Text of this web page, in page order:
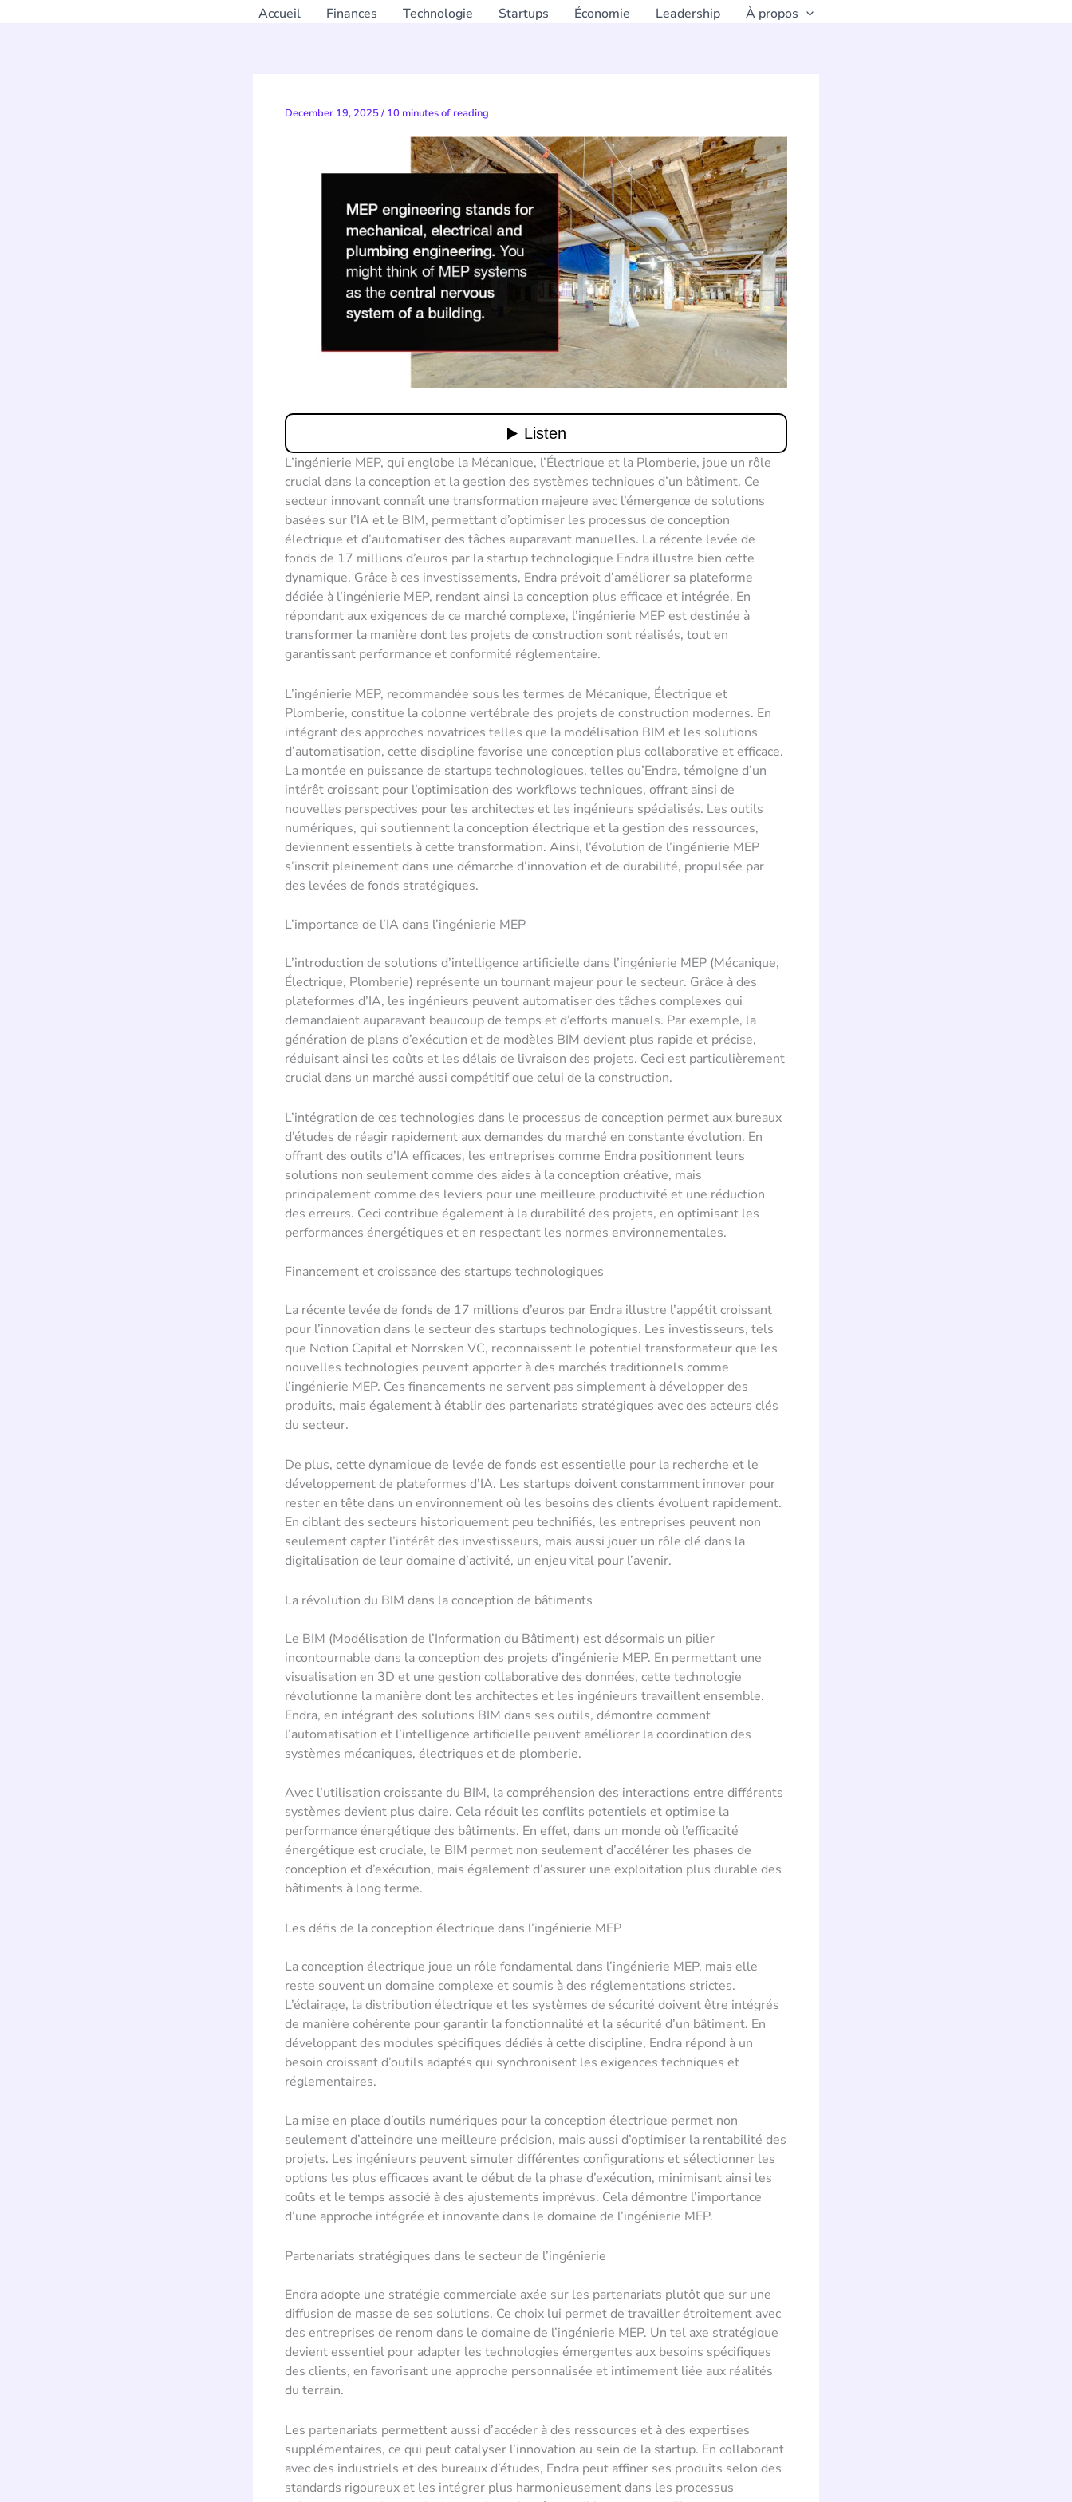
Accueil Finances Technologie Startups Économie Leadership À propos
December 19, 2025/ 10 minutes of reading
L’ingénierie MEP, qui englobe la Mécanique, l’Électrique et la Plomberie, joue un rôle
crucial dans la conception et la gestion des systèmes techniques d’un bâtiment. Ce
secteur innovant connaît une transformation majeure avec l’émergence de solutions
basées sur l’IA et le BIM, permettant d’optimiser les processus de conception
électrique et d’automatiser des tâches auparavant manuelles. La récente levée de
fonds de 17 millions d’euros par la startup technologique Endra illustre bien cette
dynamique. Grâce à ces investissements, Endra prévoit d’améliorer sa plateforme
dédiée à l’ingénierie MEP, rendant ainsi la conception plus efficace et intégrée. En
répondant aux exigences de ce marché complexe, l’ingénierie MEP est destinée à
transformer la manière dont les projets de construction sont réalisés, tout en
garantissant performance et conformité réglementaire.
L’ingénierie MEP, recommandée sous les termes de Mécanique, Électrique et
Plomberie, constitue la colonne vertébrale des projets de construction modernes. En
intégrant des approches novatrices telles que la modélisation BIM et les solutions
d’automatisation, cette discipline favorise une conception plus collaborative et efficace.
La montée en puissance de startups technologiques, telles qu’Endra, témoigne d’un
intérêt croissant pour l’optimisation des workflows techniques, offrant ainsi de
nouvelles perspectives pour les architectes et les ingénieurs spécialisés. Les outils
numériques, qui soutiennent la conception électrique et la gestion des ressources,
deviennent essentiels à cette transformation. Ainsi, l’évolution de l’ingénierie MEP
s’inscrit pleinement dans une démarche d’innovation et de durabilité, propulsée par
des levées de fonds stratégiques.
L’importance de l’IA dans l’ingénierie MEP
L’introduction de solutions d’intelligence artificielle dans l’ingénierie MEP (Mécanique,
Électrique, Plomberie) représente un tournant majeur pour le secteur. Grâce à des
plateformes d’IA, les ingénieurs peuvent automatiser des tâches complexes qui
demandaient auparavant beaucoup de temps et d’efforts manuels. Par exemple, la
génération de plans d’exécution et de modèles BIM devient plus rapide et précise,
réduisant ainsi les coûts et les délais de livraison des projets. Ceci est particulièrement
crucial dans un marché aussi compétitif que celui de la construction.
L’intégration de ces technologies dans le processus de conception permet aux bureaux
d’études de réagir rapidement aux demandes du marché en constante évolution. En
offrant des outils d’IA efficaces, les entreprises comme Endra positionnent leurs
solutions non seulement comme des aides à la conception créative, mais
principalement comme des leviers pour une meilleure productivité et une réduction
des erreurs. Ceci contribue également à la durabilité des projets, en optimisant les
performances énergétiques et en respectant les normes environnementales.
Financement et croissance des startups technologiques
La récente levée de fonds de 17 millions d’euros par Endra illustre l’appétit croissant
pour l’innovation dans le secteur des startups technologiques. Les investisseurs, tels
que Notion Capital et Norrsken VC, reconnaissent le potentiel transformateur que les
nouvelles technologies peuvent apporter à des marchés traditionnels comme
l’ingénierie MEP. Ces financements ne servent pas simplement à développer des
produits, mais également à établir des partenariats stratégiques avec des acteurs clés
du secteur.
De plus, cette dynamique de levée de fonds est essentielle pour la recherche et le
développement de plateformes d’IA. Les startups doivent constamment innover pour
rester en tête dans un environnement où les besoins des clients évoluent rapidement.
En ciblant des secteurs historiquement peu technifiés, les entreprises peuvent non
seulement capter l’intérêt des investisseurs, mais aussi jouer un rôle clé dans la
digitalisation de leur domaine d’activité, un enjeu vital pour l’avenir.
La révolution du BIM dans la conception de bâtiments
Le BIM (Modélisation de l’Information du Bâtiment) est désormais un pilier
incontournable dans la conception des projets d’ingénierie MEP. En permettant une
visualisation en 3D et une gestion collaborative des données, cette technologie
révolutionne la manière dont les architectes et les ingénieurs travaillent ensemble.
Endra, en intégrant des solutions BIM dans ses outils, démontre comment
l’automatisation et l’intelligence artificielle peuvent améliorer la coordination des
systèmes mécaniques, électriques et de plomberie.
Avec l’utilisation croissante du BIM, la compréhension des interactions entre différents
systèmes devient plus claire. Cela réduit les conflits potentiels et optimise la
performance énergétique des bâtiments. En effet, dans un monde où l’efficacité
énergétique est cruciale, le BIM permet non seulement d’accélérer les phases de
conception et d’exécution, mais également d’assurer une exploitation plus durable des
bâtiments à long terme.
Les défis de la conception électrique dans l’ingénierie MEP
La conception électrique joue un rôle fondamental dans l’ingénierie MEP, mais elle
reste souvent un domaine complexe et soumis à des réglementations strictes.
L’éclairage, la distribution électrique et les systèmes de sécurité doivent être intégrés
de manière cohérente pour garantir la fonctionnalité et la sécurité d’un bâtiment. En
développant des modules spécifiques dédiés à cette discipline, Endra répond à un
besoin croissant d’outils adaptés qui synchronisent les exigences techniques et
réglementaires.
La mise en place d’outils numériques pour la conception électrique permet non
seulement d’atteindre une meilleure précision, mais aussi d’optimiser la rentabilité des
projets. Les ingénieurs peuvent simuler différentes configurations et sélectionner les
options les plus efficaces avant le début de la phase d’exécution, minimisant ainsi les
coûts et le temps associé à des ajustements imprévus. Cela démontre l’importance
d’une approche intégrée et innovante dans le domaine de l’ingénierie MEP.
Partenariats stratégiques dans le secteur de l’ingénierie
Endra adopte une stratégie commerciale axée sur les partenariats plutôt que sur une
diffusion de masse de ses solutions. Ce choix lui permet de travailler étroitement avec
des entreprises de renom dans le domaine de l’ingénierie MEP. Un tel axe stratégique
devient essentiel pour adapter les technologies émergentes aux besoins spécifiques
des clients, en favorisant une approche personnalisée et intimement liée aux réalités
du terrain.
Les partenariats permettent aussi d’accéder à des ressources et à des expertises
supplémentaires, ce qui peut catalyser l’innovation au sein de la startup. En collaborant
avec des industriels et des bureaux d’études, Endra peut affiner ses produits selon des
standards rigoureux et les intégrer plus harmonieusement dans les processus